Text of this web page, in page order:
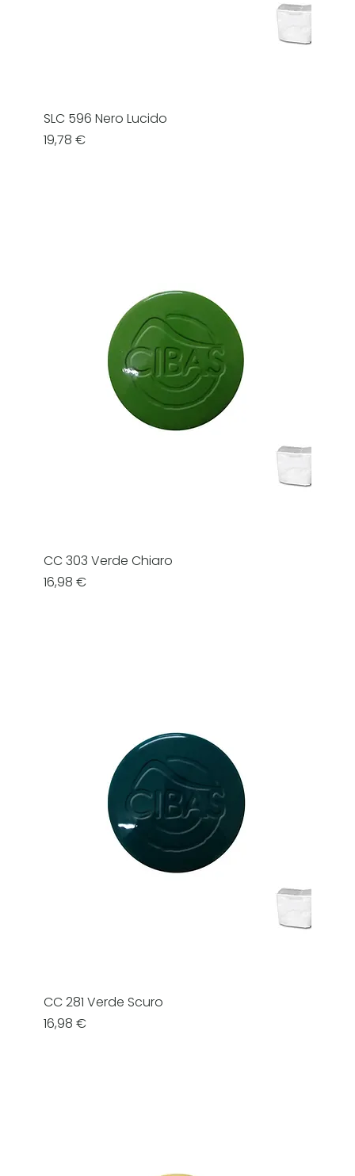
SLC 596 Nero Lucido
Prezzo
19,78 €
CC 303 Verde Chiaro
Prezzo
16,98 €
CC 281 Verde Scuro
Prezzo
16,98 €